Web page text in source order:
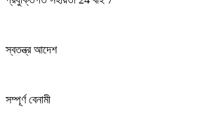
স্বতন্ত্র আদেশ
সম্পূর্ণ বেনামী